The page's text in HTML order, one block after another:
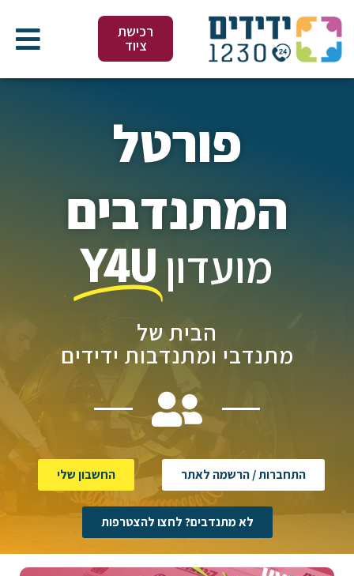
לתוכן
רכישת
ציוד
פורטל
המתנדבים
מועדון Y4U
הבית של
מתנדבי ומתנדבות ידידים
התחברות / הרשמה לאתר החשבון שלי
לא מתנדבים? לחצו להצטרפות